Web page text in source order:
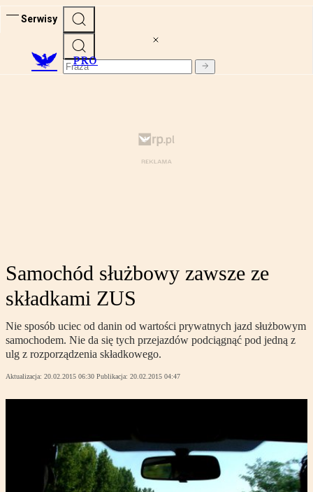
Serwisy
PRO
Samochód służbowy zawsze ze
składkami ZUS
Nie sposób uciec od danin od wartości prywatnych jazd służbowym
samochodem. Nie da się tych przejazdów podciągnąć pod jedną z
ulg z rozporządzenia składkowego.
Aktualizacja: 20.02.2015 06:30 Publikacja: 20.02.2015 04:47